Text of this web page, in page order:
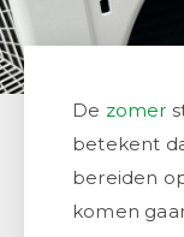
De zomer
betekent
bereiden
komen